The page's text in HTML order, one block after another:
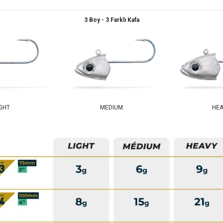
3 Boy - 3 Farklı Kafa
MEDIUM